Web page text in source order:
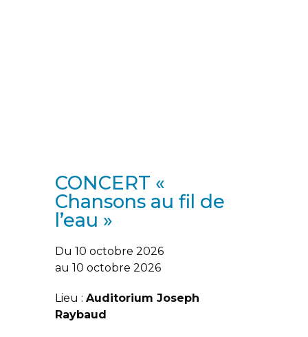
CONCERT «
Chansons au fil de
l’eau »
Du 10 octobre 2026
au 10 octobre 2026
Lieu : Auditorium Joseph
Raybaud